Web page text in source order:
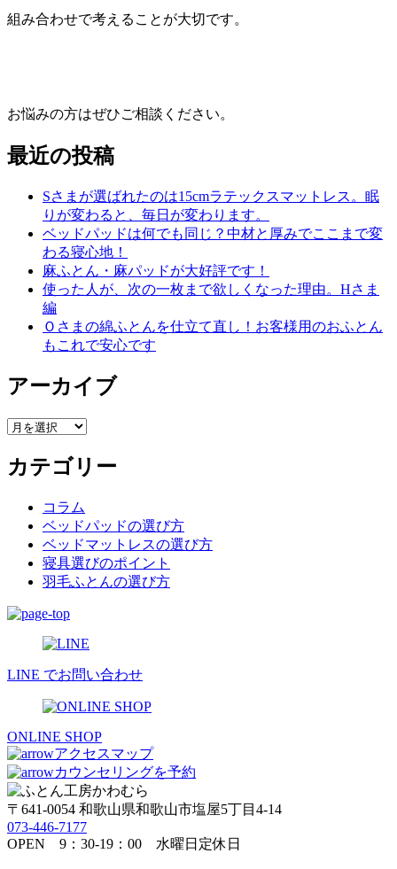
組み合わせで考えることが大切です。
お悩みの方はぜひご相談ください。
最近の投稿
Sさまが選ばれたのは15cmラテックスマットレス。眠
りが変わると、毎日が変わります。
ベッドパッドは何でも同じ？中材と厚みでここまで変
わる寝心地！
麻ふとん・麻パッドが大好評です！
使った人が、次の一枚まで欲しくなった理由。Hさま
編
Ｏさまの綿ふとんを仕立て直し！お客様用のおふとん
もこれで安心です
アーカイブ
ア
カ
イ
カテゴリー
コラム
ベッドパッドの選び方
ベッドマットレスの選び方
寝具選びのポイント
羽毛ふとんの選び方
LINE でお問い合わせ
ONLINE SHOP
アクセスマップ
カウンセリングを予約
〒641-0054 和歌山県和歌山市塩屋5丁目4-14
073-446-7177
OPEN 9：30-19：00 水曜日定休日